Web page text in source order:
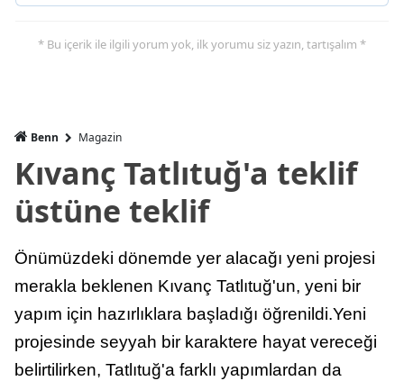
* Bu içerik ile ilgili yorum yok, ilk yorumu siz yazın, tartışalım *
Benn Magazin
Kıvanç Tatlıtuğ'a teklif
üstüne teklif
Önümüzdeki dönemde yer alacağı yeni projesi
merakla beklenen Kıvanç Tatlıtuğ'un, yeni bir
yapım için hazırlıklara başladığı öğrenildi.Yeni
projesinde seyyah bir karaktere hayat vereceği
belirtilirken, Tatlıtuğ'a farklı yapımlardan da